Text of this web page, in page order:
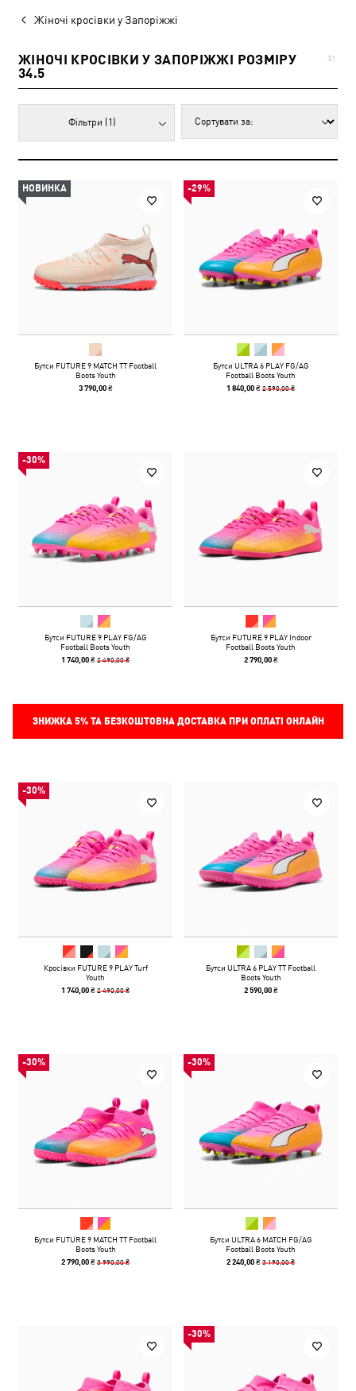
Жіночі кросівки у Запоріжжі
ЖІНОЧІ КРОСІВКИ У ЗАПОРІЖЖІ РОЗМІРУ
34.5
31
Фільтри (1)
НОВИНКА
Бутси FUTURE 9 MATCH TT Football
Boots Youth
3 790,00 ₴
-29%
Бутси ULTRA 6 PLAY FG/AG
Football Boots Youth
1 840,00 ₴2 590,00 ₴
-30%
Бутси FUTURE 9 PLAY FG/AG
Football Boots Youth
1 740,00 ₴2 490,00 ₴
Бутси FUTURE 9 PLAY Indoor
Football Boots Youth
2 790,00 ₴
ЗНИЖКА 5%ТА БЕЗКОШТОВНА ДОСТАВКА ПРИ ОПЛАТІ ОНЛАЙН
-30%
Кросівки FUTURE 9 PLAY Turf
Youth
1 740,00 ₴2 490,00 ₴
Бутси ULTRA 6 PLAY TT Football
Boots Youth
2 590,00 ₴
-30%
Бутси FUTURE 9 MATCH TT Football
Boots Youth
2 790,00 ₴3 990,00 ₴
-30%
Бутси ULTRA 6 MATCH FG/AG
Football Boots Youth
2 240,00 ₴3 190,00 ₴
-30%